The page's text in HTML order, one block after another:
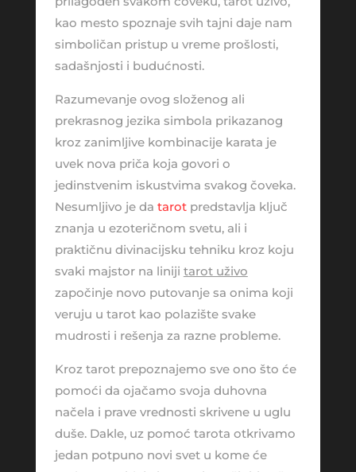
kao mesto spoznaje svih tajni daje nam
simboličan pristup u vreme prošlosti,
sadašnjosti i budućnosti.
Razumevanje ovog složenog ali
prekrasnog jezika simbola prikazanog
kroz zanimljive kombinacije karata je
uvek nova priča koja govori o
jedinstvenim iskustvima svakog čoveka.
Nesumljivo je da tarotpredstavlja ključ
znanja u ezoteričnom svetu, ali i
praktičnu divinacijsku tehniku kroz koju
svaki majstor na liniji tarot uživo
započinje novo putovanje sa onima koji
veruju u tarot kao polazište svake
mudrosti i rešenja za razne probleme.
Kroz tarot prepoznajemo sve ono što će
pomoći da ojačamo svoja duhovna
načela i prave vrednosti skrivene u uglu
duše. Dakle, uz pomoć tarota otkrivamo
jedan potpuno novi svet u kome će